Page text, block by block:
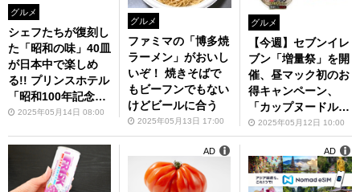
グルメ
シェフたちが復刻し
た「昭和の味」40皿
が日本中で楽しめ
る!! プリンスホテル
「昭和100年記念メ
ニュー」を食べてみ
2025年05月14日 08:00
グルメ
ファミマの「博多焼
ラーメン」がおいし
いぞ！ 焼きそばで
もビーフンでもない
けどビールに合う
2025年05月13日 17:00
グルメ
【今週】セブンイレ
ブン「増量祭」を開
催、昼マック初のお
得キャンペーン、
「カップヌードルた
まごまみれ」発売
2025年05月12日 10:00
AD AD